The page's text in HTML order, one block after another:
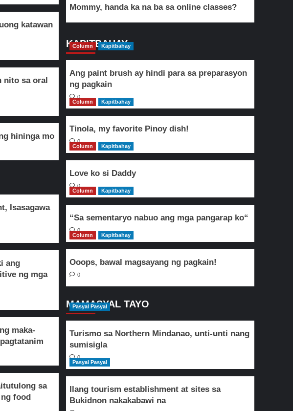
katawan
nito sa oral
hininga mo
Isasagawa
ang
ng mga
maka-
sa
ng food
Mommy, handa ka na ba sa online classes?
KAPITBAHAY
Column Kapitbahay
Ang paint brush ay hindi para sa preparasyon
ng pagkain
0
Column
Kapitbahay
Tinola, my favorite Pinoy dish!
0
Column
Kapitbahay
Love ko si Daddy
0
Column
Kapitbahay
“Sa sementaryo nabuo ang mga pangarap ko“
0
Column
Kapitbahay
Ooops, bawal magsayang ng pagkain!
0
MAMASYAL TAYO
Pasyal Pasyal
Turismo sa Northern Mindanao, unti-unti nang
sumisigla
0
Pasyal Pasyal
Ilang tourism establishment at sites sa
Bukidnon nakakabawi na